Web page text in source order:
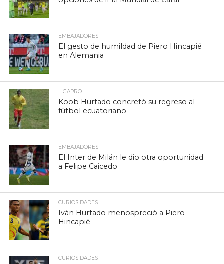
EMBAJADORES
El gesto de humildad de Piero Hincapié
en Alemania
LIGAPRO
Koob Hurtado concretó su regreso al
fútbol ecuatoriano
EMBAJADORES
El Inter de Milán le dio otra oportunidad
a Felipe Caicedo
CURIOSIDADES
Iván Hurtado menospreció a Piero
Hincapié
CURIOSIDADES